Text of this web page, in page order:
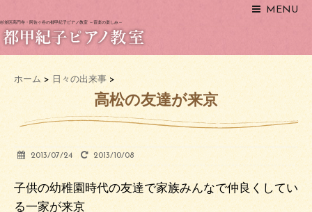
MENU
杉並区高円寺・阿佐ヶ谷の都甲紀子ピアノ教室 ～音楽の楽しみ～
ホーム > 日々の出来事 >
高松の友達が来京
2013/07/24 2013/10/08
子供の幼稚園時代の友達で家族みんなで仲良くしてい
る一家が来京